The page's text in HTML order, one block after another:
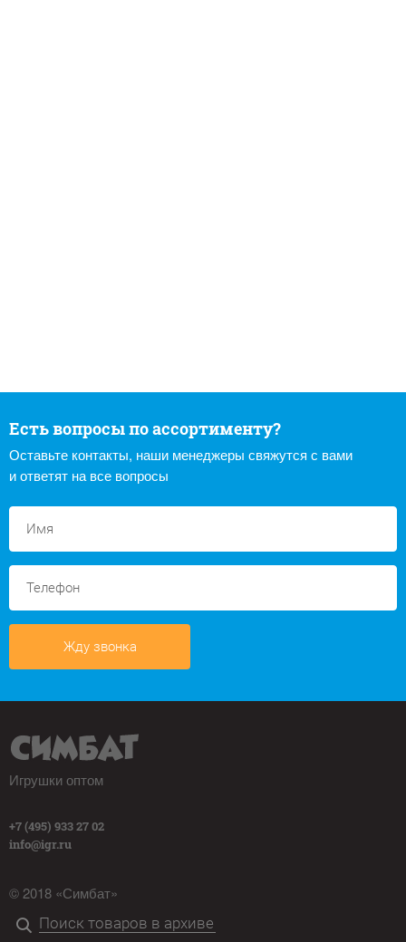
Есть вопросы по ассортименту?
Оставьте контакты, наши менеджеры свяжутся с вами
и ответят на все вопросы
Жду звонка
Игрушки оптом
+7 (495) 933 27 02
info@igr.ru
© 2018 «Симбат»